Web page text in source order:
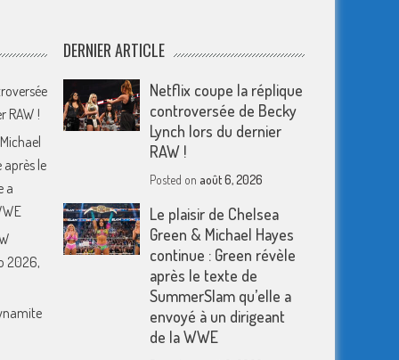
RAW !
après le
a
2026,
DERNIER ARTICLE
Netflix coupe la réplique
controversée de Becky
Lynch lors du dernier
RAW !
Posted on août 6, 2026
Le plaisir de Chelsea
Green & Michael Hayes
continue : Green révèle
après le texte de
SummerSlam qu’elle a
envoyé à un dirigeant
de la WWE